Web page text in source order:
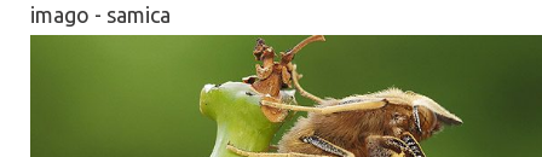
imago - samica